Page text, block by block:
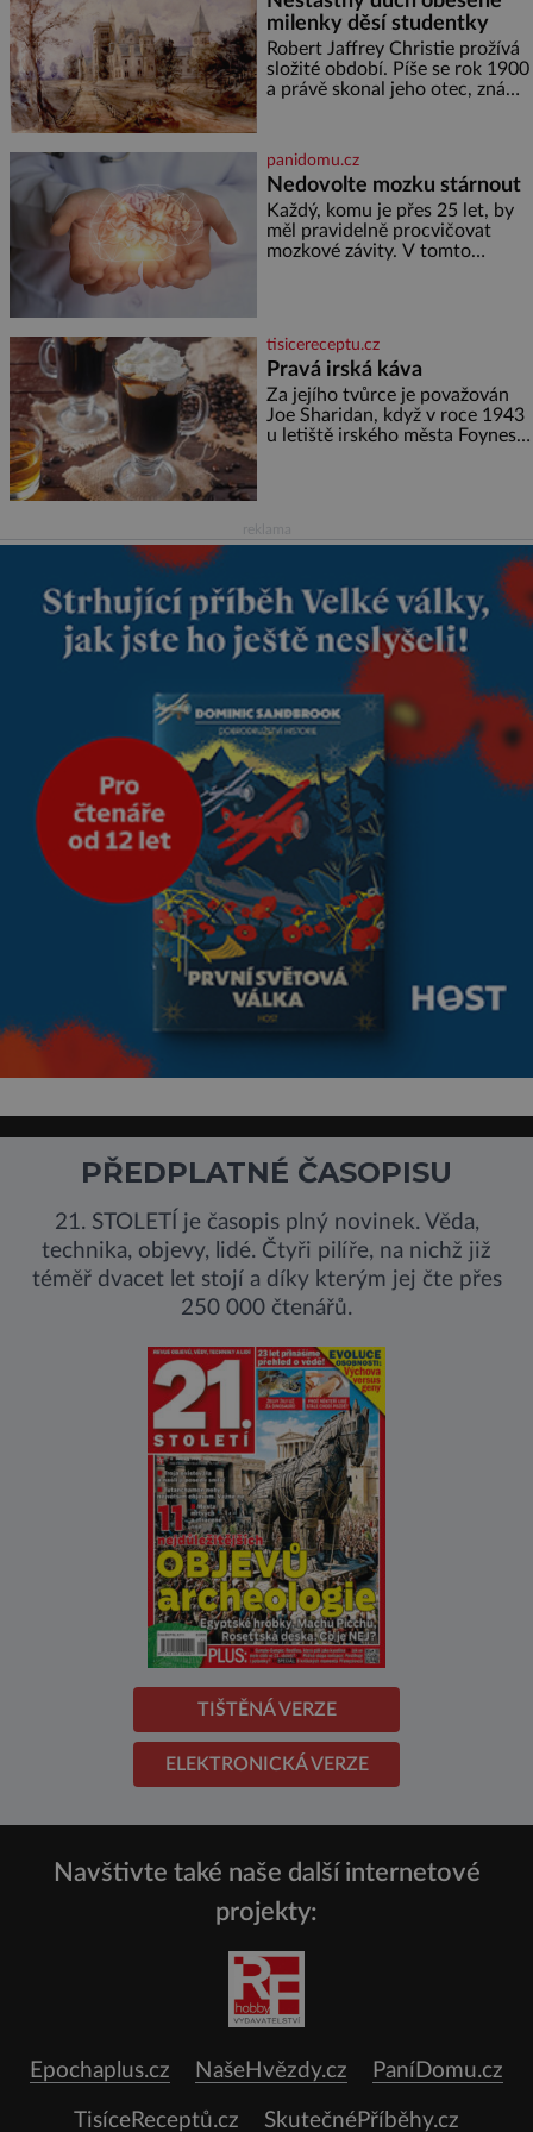
raději jen skrápí svěcenou
vodou. Za několik dní divné
burácení skutečně ustane. Když
o mnoho let později hrobku
milenky děsí studentky
Robert Jaffrey Christie prožívá
složité období. Píše se rok 1900
a právě skonal jeho otec, známý
ale doprovázena ohromným
dědictvím
panidomu.cz
Nedovolte mozku stárnout
Každý, komu je přes 25 let, by
měl pravidelně procvičovat
mozkové závity. V tomto
marně v paměti lovíte název
knížky, kterou jste nedávno
přečetli. Je to opravdu tak, s
věkem jako kdyby se paměť
rozhodla stávkovat. Cvičte
tisicereceptu.cz
Pravá irská káva
Za jejího tvůrce je považován
Joe Sharidan, když v roce 1943
u letiště irského města Foynes
PŘEDPLATNÉ ČASOPISU
21. STOLETÍ je časopis plný novinek. Věda,
technika, objevy, lidé. Čtyři pilíře, na nichž již
téměř dvacet let stojí a díky kterým jej čte přes
250 000 čtenářů.
TIŠTĚNÁ VERZE
ELEKTRONICKÁ VERZE
Navštivte také naše další internetové
projekty:
Epochaplus.cz NašeHvězdy.cz PaníDomu.cz
TisíceReceptů.cz SkutečnéPříběhy.cz